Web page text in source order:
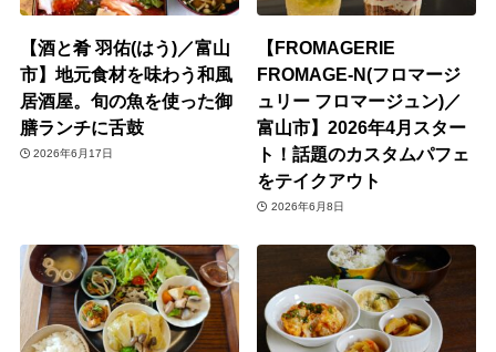
【酒と肴 羽佑(はう)／富山
市】地元食材を味わう和風
居酒屋。旬の魚を使った御
膳ランチに舌鼓
2026年6月17日
【FROMAGERIE
FROMAGE-N(フロマージ
ュリー フロマージュン)／
富山市】2026年4月スター
ト！話題のカスタムパフェ
をテイクアウト
2026年6月8日